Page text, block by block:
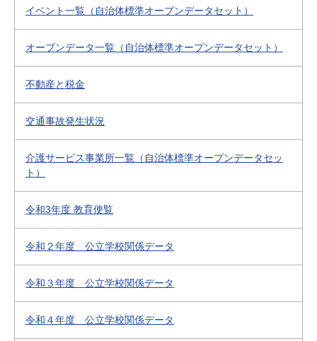
イベント一覧（自治体標準オープンデータセット）
オープンデータ一覧（自治体標準オープンデータセット）
不動産と税金
交通事故発生状況
介護サービス事業所一覧（自治体標準オープンデータセッ
ト）
令和3年度 教育便覧
令和２年度 公立学校関係データ
令和３年度 公立学校関係データ
令和４年度 公立学校関係データ